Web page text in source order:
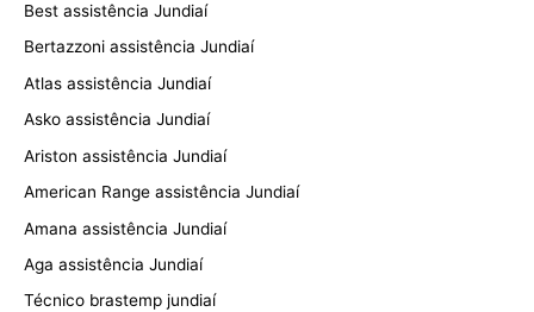
Best assistência Jundiaí
Bertazzoni assistência Jundiaí
Atlas assistência Jundiaí
Asko assistência Jundiaí
Ariston assistência Jundiaí
American Range assistência Jundiaí
Amana assistência Jundiaí
Aga assistência Jundiaí
Técnico brastemp jundiaí